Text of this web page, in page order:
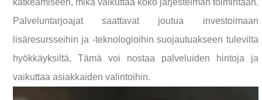
katkeamiseen, mikä vaikuttaa koko järjestelmän toimintaan.
Palveluntarjoajat saattavat joutua investoimaan
lisäresursseihin ja -teknologioihin suojautuakseen tulevilta
hyökkäyksiltä. Tämä voi nostaa palveluiden hintoja ja
vaikuttaa asiakkaiden valintoihin.